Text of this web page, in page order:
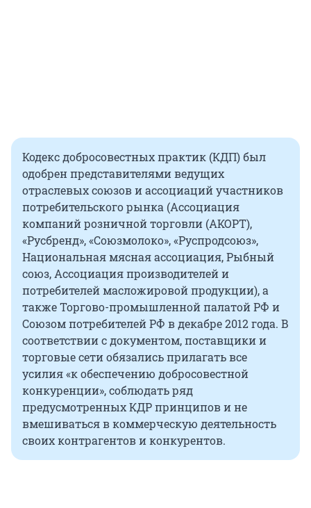
Кодекс добросовестных практик (КДП) был
одобрен представителями ведущих
отраслевых союзов и ассоциаций участников
потребительского рынка (Ассоциация
компаний розничной торговли (АКОРТ),
«Русбренд», «Союзмолоко», «Руспродсоюз»,
Национальная мясная ассоциация, Рыбный
союз, Ассоциация производителей и
потребителей масложировой продукции), а
также Торгово-промышленной палатой РФ и
Союзом потребителей РФ в декабре 2012 года. В
соответствии с документом, поставщики и
торговые сети обязались прилагать все
усилия «к обеспечению добросовестной
конкуренции», соблюдать ряд
предусмотренных КДР принципов и не
вмешиваться в коммерческую деятельность
своих контрагентов и конкурентов.